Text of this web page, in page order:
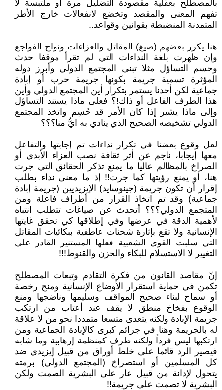
بالمصطلح بعقلية مقصودة التضليل مرة أو ملتبسة لا
تفهم المعنى والمقصد وتخضع لانفعالات خارج الأطر
المتمدنة المنضبطة بقوانين وقواعد..
هنا يكرر بعضهم (صيغ) المقاتل والعزاءات ونواح الفواجع
وإن ظهرت بلغة النداءات التي لم تقرأ موقفا حدث
وحسم التساؤل مثلا تبنى المجتمع الدولي وأبرز دوله
المؤثرة تسمية جريمة بكونها جريمة حرب أو إبادة
جماعية لكن أحدنا يستمر بتكرار أين المجتمع الدولي وأين
هذا الطرف الفاعل أو ذاك!؟ فعلى ماذا يستند التساؤل
وإلى ماذا يشير إذا كان الأمر قد حُسِم واتخذ المجتمع
الدولي تشخيصه الصحيح الذي ينادي به ايُّ منا؟؟؟
لعل وقوع بعضنا في تكرار نداءات تم إجابتها والتفاعل
معها إيجابا، ناجم عن أثر ثقافة نصب العزاء الأبدي أو
الصراخ بالمظالم عاليا ما يمنع تذكر الحقائق التي جرت
هنا، أو يمنع رؤيتها كما جرت!! إذ ما معنى نداء بطلب
إقرار أن تكون جريمة (جينوسايد) الإيزيديين (جريمة إبادة
جماعية) وقد تم اتخاذ القرار من أطراف فاعلة ومن
المتجمع الدولي؟؟؟ أتحدث عن صياغات تتطلب انتباه
لأهمية الدقة في عرضها وفي إطلاقها كي تحقق غايتها
الإنسانية ولا تقع بإثارة شحنات عاطفية ببكائيات المقاتل
التي سلبت القوى الشعبية فعلها المستنير القادر على
التغيير لا الاستسلام للبكاء والحزن والقنوط!!!
إنّ مقاصد القانون من فكرة التقادم وتبعات المصطلح
تكمن في حماية استقرار الأوضاع الإنسانية ومنح رخصة
أو سماح لبناء صحيح المواقف وسليمها وناضجها ومنع
الوقوع بفخاخ منطق لا يقف عند أعتاب من ارتكب
جريمة الإبادة ولكنه يتعدى متسعا متمددا نحو من لا علاقة
له بالجريمة وهنا في جرائم كبرى كالإبادة الجماعية ومن
ارتكبها ليس فرداً ولكنه طرف كمنظمة إرهابية وما شابه
فيصير الرد قائما على خلط أوراق من قبيل إيزيدي ضد
كل المسلمين أو استصراخ (المجتمع الدولي) برمته
يتحول لإدانة من قبيل عار على البشرية الصمت ولكن
البشرية لا تصمت على جريمة!!